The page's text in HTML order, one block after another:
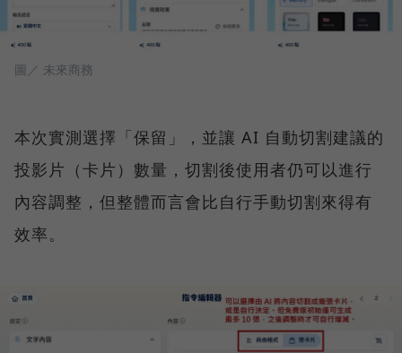
圖／ 未來商務
本次實測選擇「保留」，並讓 AI 自動切割建議的
投影片（卡片）數量，切割後使用者仍可以進行
內容調整，但整體而言會比自行手動切割來得有
效率。